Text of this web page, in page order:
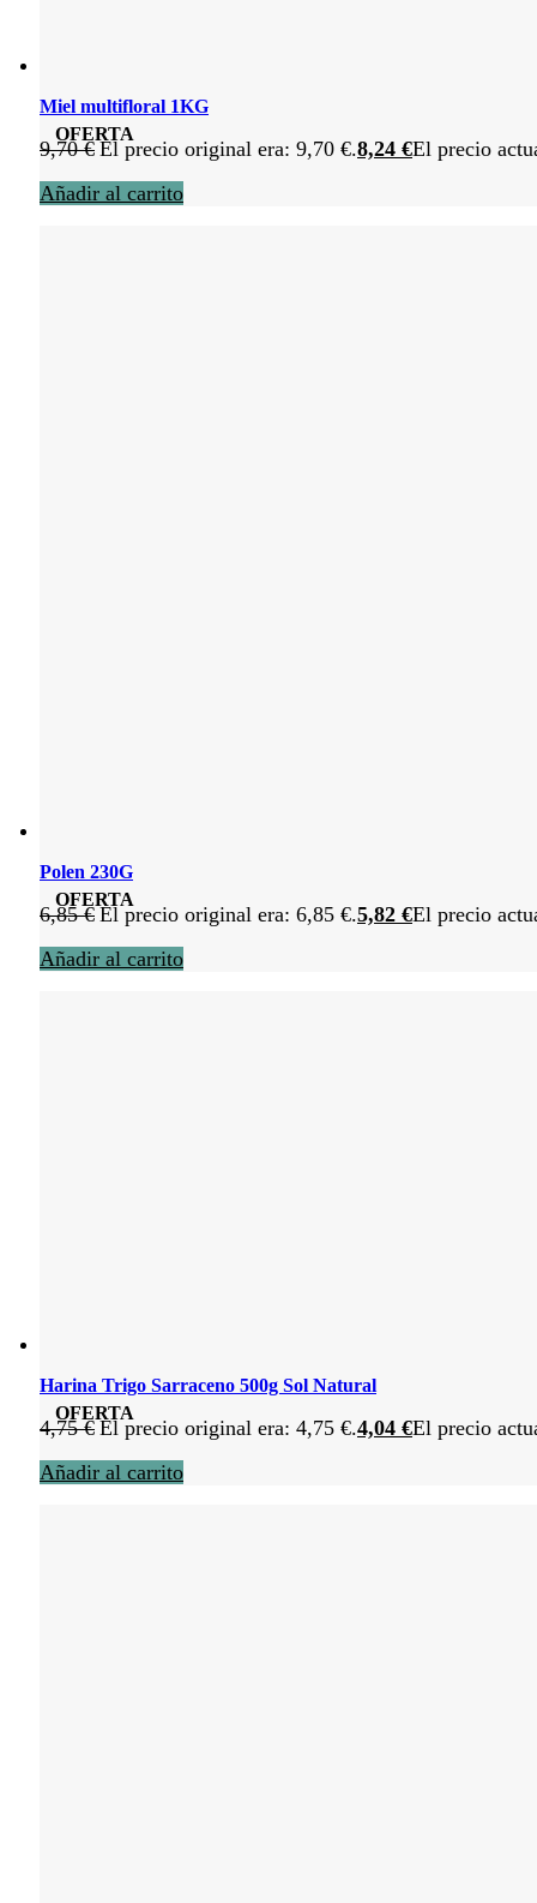
OFERTA
Miel multifloral 1KG
9,70€ El precio original era: 9,70 €.8,24 €El precio
Añadir al carrito
OFERTA
Polen 230G
6,85€ El precio original era: 6,85 €.5,82 €El precio
Añadir al carrito
OFERTA
Harina Trigo Sarraceno 500g Sol Natural
4,75€ El precio original era: 4,75 €.4,04 €El precio
Añadir al carrito